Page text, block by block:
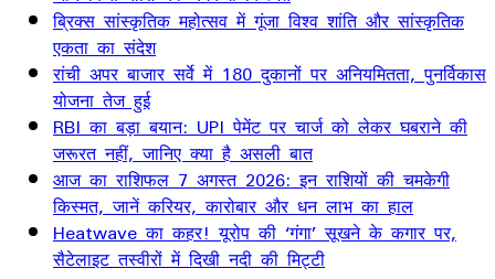
ब्रिक्स सांस्कृतिक महोत्सव में गूंजा विश्व शांति और सांस्कृतिक
एकता का संदेश
रांची अपर बाजार सर्वे में 180 दुकानों पर अनियमितता, पुनर्विकास
योजना तेज हुई
RBI का बड़ा बयान: UPI पेमेंट पर चार्ज को लेकर घबराने की
जरूरत नहीं, जानिए क्या है असली बात
आज का राशिफल 7 अगस्त 2026: इन राशियों की चमकेगी
किस्मत, जानें करियर, कारोबार और धन लाभ का हाल
Heatwave का कहर! यूरोप की ‘गंगा’ सूखने के कगार पर,
सैटेलाइट तस्वीरों में दिखी नदी की मिट्टी